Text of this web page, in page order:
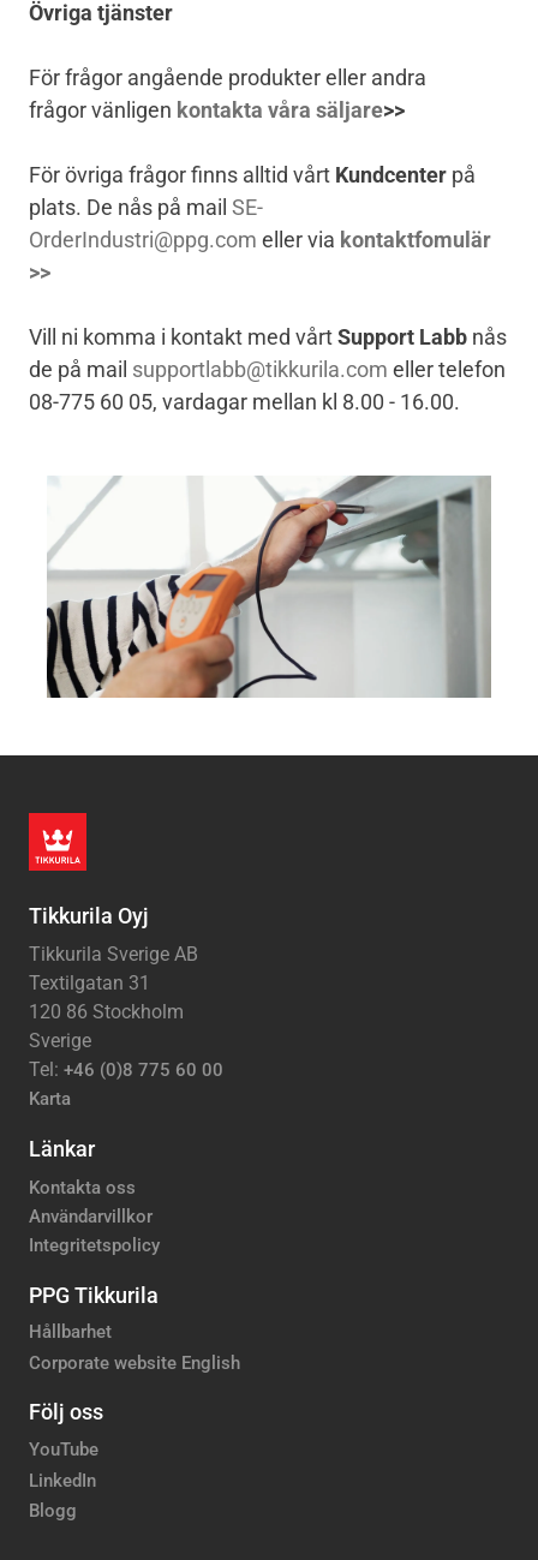
Övriga tjänster
För frågor angående produkter eller andra
frågor vänligen kontakta våra säljare>>
För övriga frågor finns alltid vårt Kundcenter på
plats. De nås på mail SE-
OrderIndustri@ppg.com eller via kontaktfomulär
>>
Vill ni komma i kontakt med vårtSupport Labb nås
de på mail supportlabb@tikkurila.com eller telefon
08-775 60 05, vardagar mellan kl 8.00 - 16.00.
Tikkurila Oyj
Tikkurila Sverige AB
Textilgatan 31
120 86 Stockholm
Sverige
Tel: +46 (0)8 775 60 00
Karta
Länkar
Kontakta oss
Användarvillkor
Integritetspolicy
PPG Tikkurila
Hållbarhet
Corporate website English
Följ oss
YouTube
LinkedIn
Blogg